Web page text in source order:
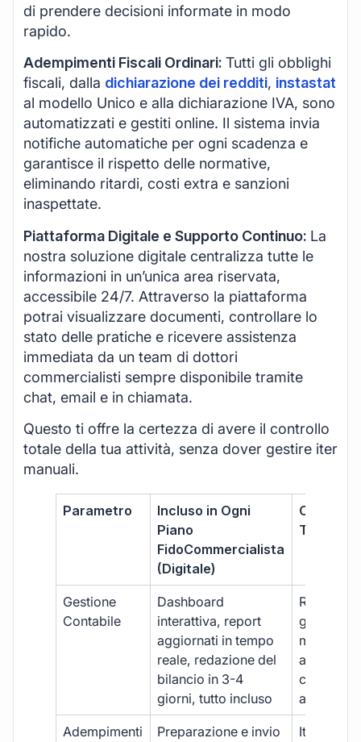
di prendere decisioni informate in modo
rapido.
Adempimenti Fiscali Ordinari: Tutti gli obblighi
fiscali, dalla dichiarazione dei redditi, instastat
al modello Unico e alla dichiarazione IVA, sono
automatizzati e gestiti online. Il sistema invia
notifiche automatiche per ogni scadenza e
garantisce il rispetto delle normative,
eliminando ritardi, costi extra e sanzioni
inaspettate.
Piattaforma Digitale e Supporto Continuo: La
nostra soluzione digitale centralizza tutte le
informazioni in un’unica area riservata,
accessibile 24/7. Attraverso la piattaforma
potrai visualizzare documenti, controllare lo
stato delle pratiche e ricevere assistenza
immediata da un team di dottori
commercialisti sempre disponibile tramite
chat, email e in chiamata.
Questo ti offre la certezza di avere il controllo
totale della tua attività, senza dover gestire iter
manuali.
Parametro
Incluso in Ogni
Piano
FidoCommercialista
(Digitale)
Gestione
Contabile
Dashboard
interattiva, report
aggiornati in tempo
reale, redazione del
bilancio in 3-4
giorni, tutto incluso
Report
gestione
manuale,
con
aggiuntivi
Adempimenti
Preparazione e invio
Iter